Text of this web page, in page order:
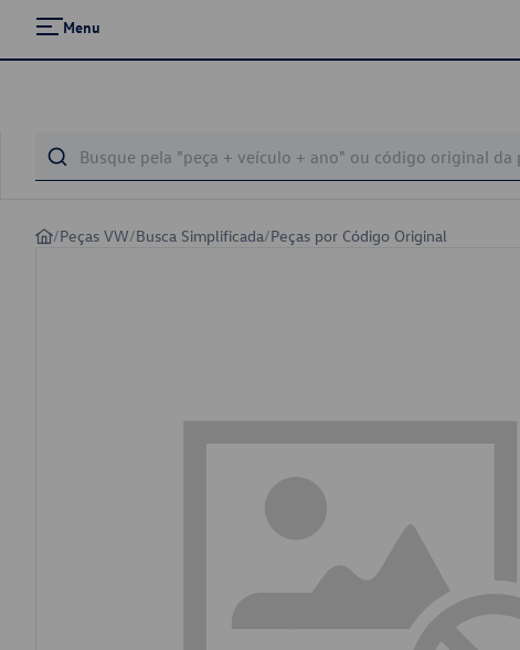
Menu
/Peças VW/Busca Simplificada/Peças por Código Original